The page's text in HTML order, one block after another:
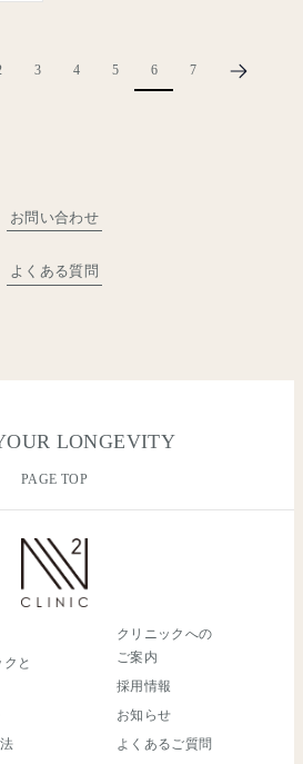
3 4 5 6 7
お問い合わせ
よくある質問
LONGEVITY
PAGE TOP
と
クリニックへの
ご案内
採用情報
お知らせ
よくあるご質問